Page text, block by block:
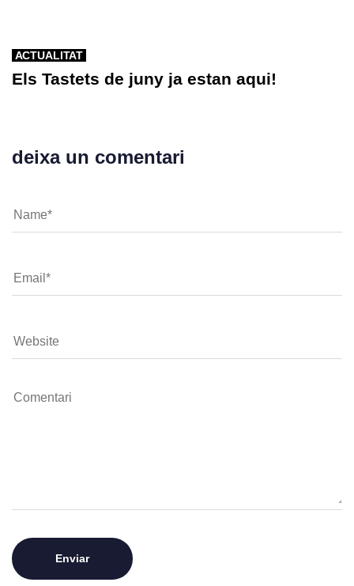
ACTUALITAT
Els Tastets de juny ja estan aqui!
deixa un comentari